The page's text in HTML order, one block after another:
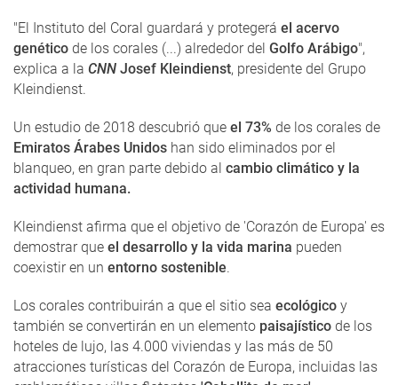
"El Instituto del Coral guardará y protegerá el acervo
genético de los corales (...) alrededor del Golfo Arábigo",
explica a la CNN Josef Kleindienst, presidente del Grupo
Kleindienst.
Un estudio de 2018 descubrió que el 73% de los corales de
Emiratos Árabes Unidos han sido eliminados por el
blanqueo, en gran parte debido al cambio climático y la
actividad humana.
Kleindienst afirma que el objetivo de 'Corazón de Europa' es
demostrar que el desarrollo y la vida marina pueden
coexistir en un entorno sostenible.
Los corales contribuirán a que el sitio sea ecológico y
también se convertirán en un elemento paisajístico de los
hoteles de lujo, las 4.000 viviendas y las más de 50
atracciones turísticas del Corazón de Europa, incluidas las